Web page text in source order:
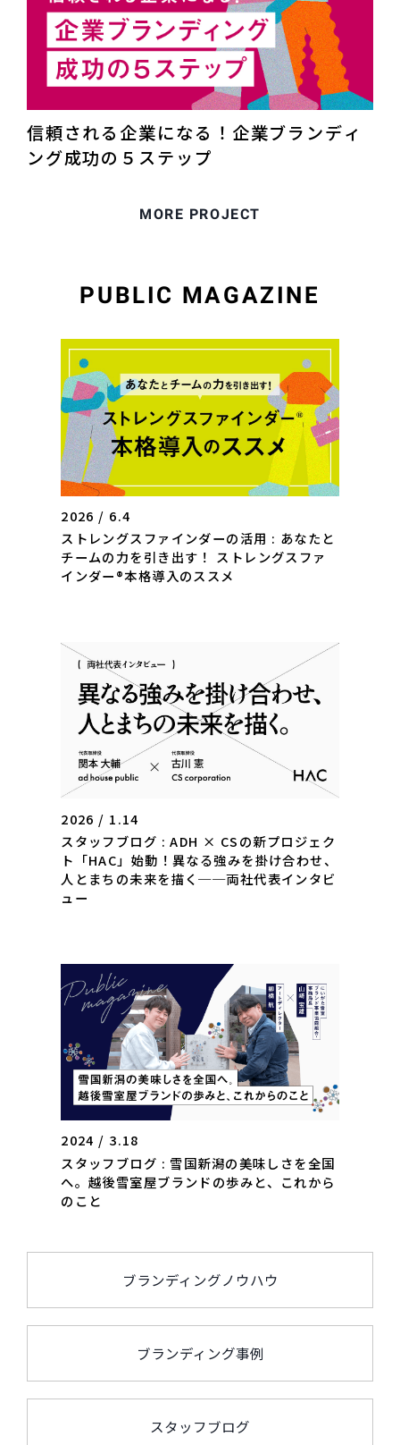
信頼される企業になる！企業ブランディ
ング成功の５ステップ
MORE PROJECT
PUBLIC MAGAZINE
2026 / 6.4
ストレングスファインダーの活用 : あなたと
チームの力を引き出す！ ストレングスファ
インダー®本格導入のススメ
2026 / 1.14
スタッフブログ : ADH × CSの新プロジェク
ト「HAC」始動！異なる強みを掛け合わせ、
人とまちの未来を描く──両社代表インタビ
ュー
2024 / 3.18
スタッフブログ : 雪国新潟の美味しさを全国
へ。越後雪室屋ブランドの歩みと、これから
のこと
ブランディングノウハウ
ブランディング事例
スタッフブログ